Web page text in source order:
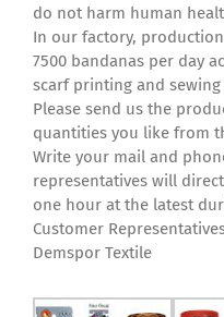
do not harm human
In our factory,
7500 bandanas per day
scarf printing and
Please send us the
quantities you like from
Write your mail and
representatives will
one hour at the latest
Customer
Demspor Textile